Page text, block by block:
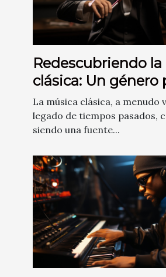
Redescubriendo
clásica: Un género
todas las edades
La música clásica, a menudo
legado de tiempos pasados,
siendo una fuente...